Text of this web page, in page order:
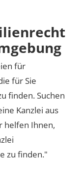
für
für Sie
finden. Suchen
Kanzlei aus
helfen Ihnen,
zu finden."